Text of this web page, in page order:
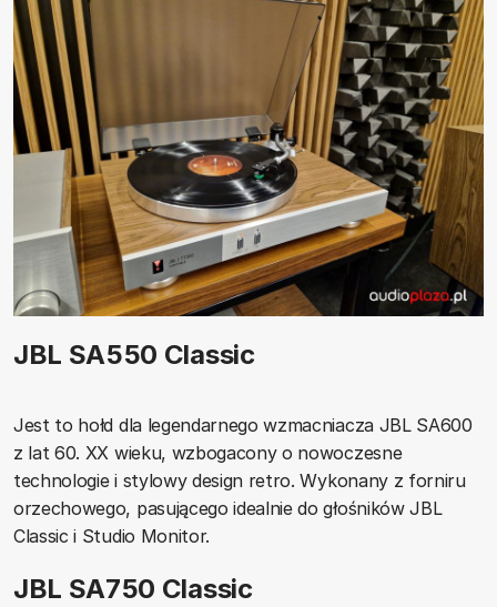
JBL SA550 Classic
Jest to hołd dla legendarnego wzmacniacza JBL SA600
z lat 60. XX wieku, wzbogacony o nowoczesne
technologie i stylowy design retro. Wykonany z forniru
orzechowego, pasującego idealnie do głośników JBL
Classic i Studio Monitor.
JBL SA750 Classic